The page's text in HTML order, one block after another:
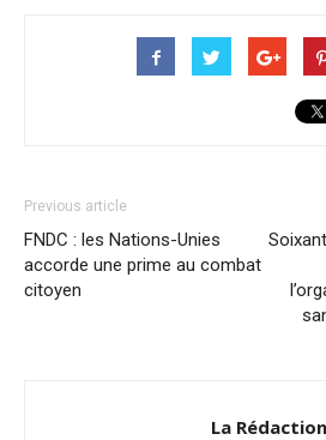
Previous article
FNDC : les Nations-Unies
accorde une prime au combat
citoyen
La Rédaction